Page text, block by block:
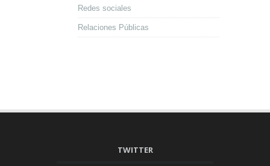
Redes sociales
Relaciones Públicas
TWITTER